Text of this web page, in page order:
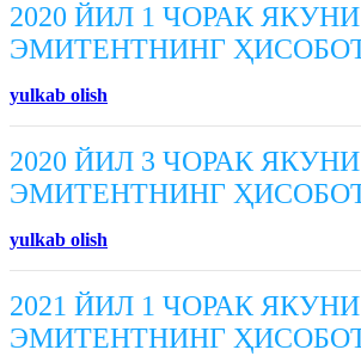
2020 ЙИЛ 1 ЧОРАК
ЭМИТЕНТНИНГ
yulkab olish
2020 ЙИЛ 3 ЧОРАК
ЭМИТЕНТНИНГ
yulkab olish
2021 ЙИЛ 1 ЧОРАК
ЭМИТЕНТНИНГ